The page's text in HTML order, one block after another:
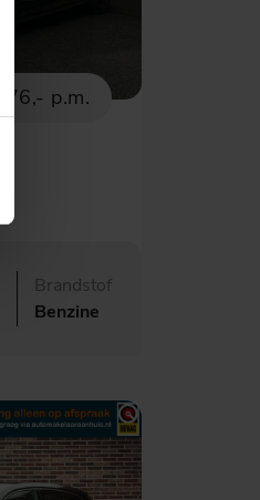
676,- p.m.
Brandstof
Benzine